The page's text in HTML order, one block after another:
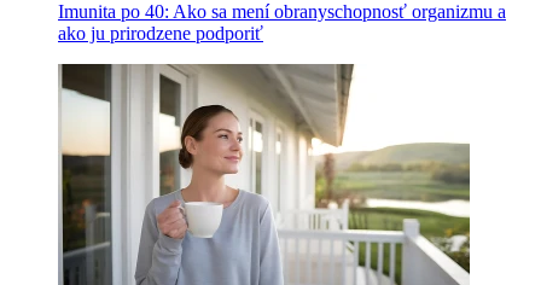
Imunita po 40: Ako sa mení obranyschopnosť organizmu a
ako ju prirodzene podporiť